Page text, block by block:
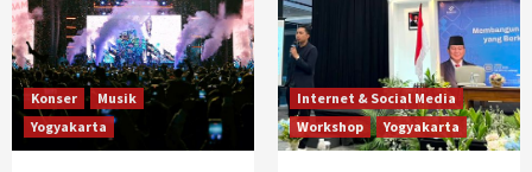
Konser
Musik
Yogyakarta
Internet & Social Media
Workshop
Yogyakarta